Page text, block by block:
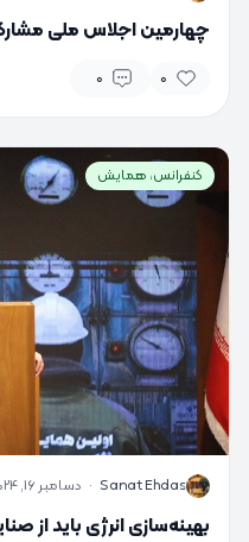
چهارمین اجلاس ملی
0
0
کنفرانس، همایش
S
Sanat Ehdas
· دسامبر 16, 2024
بهینه‌سازی انرژی باید از